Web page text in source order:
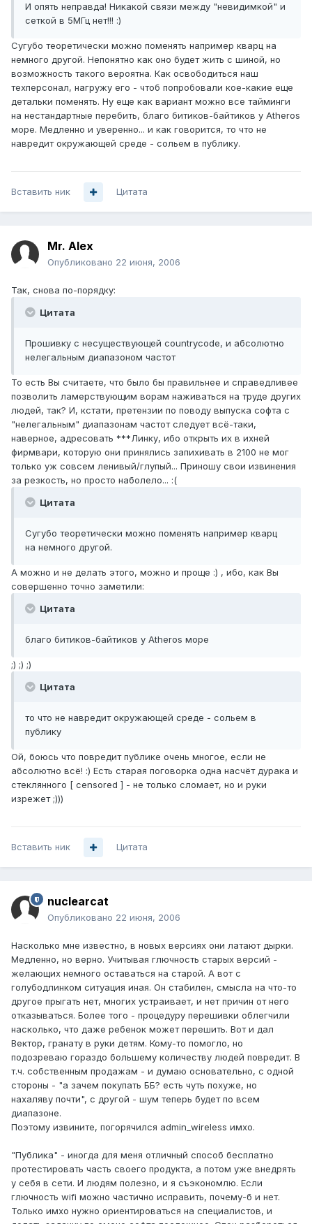
И опять неправда! Никакой связи между "невидимкой" и
сеткой в 5МГц нет!!! :)
Сугубо теоретически можно поменять например кварц на
немного другой. Непонятно как оно будет жить с шиной, но
возможность такого вероятна. Как освободиться наш
техперсонал, нагружу его - чтоб попробовали кое-какие еще
детальки поменять. Ну еще как вариант можно все тайминги
на нестандартные перебить, благо битиков-байтиков у Atheros
море. Медленно и уверенно... и как говорится, то что не
навредит окружающей среде - сольем в публику.
Вставить ник Цитата
Mr. Alex
Опубликовано 22 июня, 2006
Так, снова по-порядку:
Цитата
Прошивку с несуществующей countrycode, и абсолютно
нелегальным диапазоном частот
То есть Вы считаете, что было бы правильнее и справедливее
позволить ламерствующим ворам наживаться на труде других
людей, так? И, кстати, претензии по поводу выпуска софта с
"нелегальным" диапазонам частот следует всё-таки,
наверное, адресовать ***Линку, ибо открыть их в ихней
фирмвари, которую они принялись запихивать в 2100 не мог
только уж совсем ленивый/глупый... Приношу свои извинения
за резкость, но просто наболело... :(
Цитата
Сугубо теоретически можно поменять например кварц
на немного другой.
А можно и не делать этого, можно и проще :) , ибо, как Вы
совершенно точно заметили:
Цитата
благо битиков-байтиков у Atheros море
;) ;) ;)
Цитата
то что не навредит окружающей среде - сольем в
публику
Ой, боюсь что повредит публике очень многое, если не
абсолютно всё! :) Есть старая поговорка одна насчёт дурака и
стеклянного [ censored ] - не только сломает, но и руки
изрежет ;)))
Вставить ник Цитата
nuclearcat
Опубликовано 22 июня, 2006
Насколько мне известно, в новых версиях они латают дырки.
Медленно, но верно. Учитывая глючность старых версий -
желающих немного оставаться на старой. А вот с
голубодлинком ситуация иная. Он стабилен, смысла на что-то
другое прыгать нет, многих устраивает, и нет причин от него
отказываться. Более того - процедуру перешивки облегчили
насколько, что даже ребенок может перешить. Вот и дал
Вектор, гранату в руки детям. Кому-то помогло, но
подозреваю гораздо большему количеству людей повредит. В
т.ч. собственным продажам - и думаю основательно, с одной
стороны - "а зачем покупать ББ? есть чуть похуже, но
нахаляву почти", с другой - шум теперь будет по всем
диапазоне.
Поэтому извините, погорячился admin_wireless имхо.
"Публика" - иногда для меня отличный способ бесплатно
протестировать часть своего продукта, а потом уже внедрять
у себя в сети. И людям полезно, и я съэкономлю. Если
глючность wifi можно частично исправить, почему-б и нет.
Только имхо нужно ориентироваться на специалистов, и